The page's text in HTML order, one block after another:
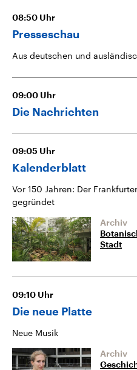
08:50 Uhr
Presseschau
Aus deutschen und
09:00 Uhr
Die Nachrichten
09:05 Uhr
Kalenderblatt
Vor 150 Jahren: Der
gegründet
Archiv
Stadt
09:10 Uhr
Die neue Platte
Neue Musik
Archiv